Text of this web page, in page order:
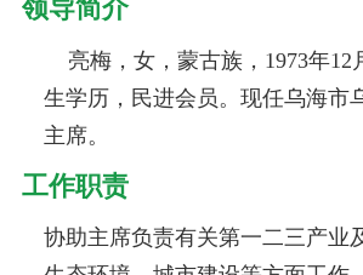
领导简介
亮梅，女，蒙古族，1973年12
生学历，民进会员。现任乌海市
主席。
工作职责
协助主席负责有关第一二三产业